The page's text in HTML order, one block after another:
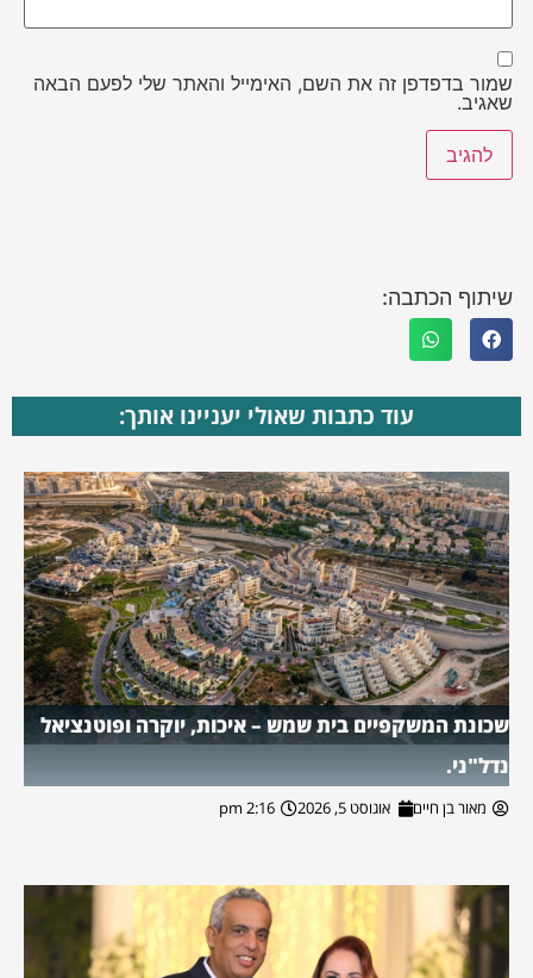
שמור בדפדפן זה את השם, האימייל והאתר שלי לפעם הבאה
שאגיב.
שיתוף הכתבה:
עוד כתבות שאולי יעניינו אותך:
שכונת המשקפיים בית שמש – איכות, יוקרה ופוטנציאל
נדל"ני.
מאור בן חיים אוגוסט 5, 2026 2:16 pm